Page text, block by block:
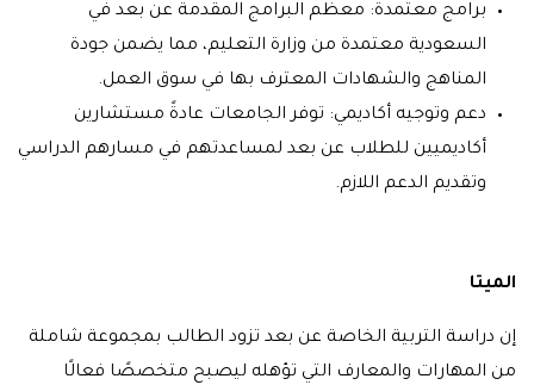
برامج معتمدة: معظم البرامج المقدمة عن بعد في
السعودية معتمدة من وزارة التعليم، مما يضمن جودة
المناهج والشهادات المعترف بها في سوق العمل.
دعم وتوجيه أكاديمي: توفر الجامعات عادةً مستشارين
أكاديميين للطلاب عن بعد لمساعدتهم في مسارهم الدراسي
وتقديم الدعم اللازم.
الميتا
إن دراسة التربية الخاصة عن بعد تزود الطالب بمجموعة شاملة
من المهارات والمعارف التي تؤهله ليصبح متخصصًا فعالًا